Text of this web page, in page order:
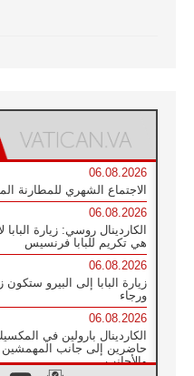
06.08.2026
الاجتماع الشهري للمطارنة
06.08.2026
الكاردينال روسي: زيارة البابا
هي تكريم للبابا فرنسيس
06.08.2026
زيارة البابا إلى البيرو
ورجاء
06.08.2026
الكاردينال بارولين في
حاضرين إلى جانب المهمشين
والأجانب